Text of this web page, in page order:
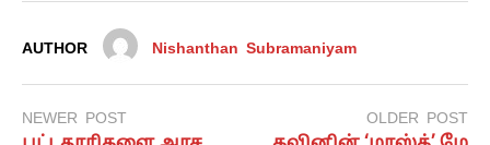
AUTHOR Nishanthan Subramaniyam
NEWER POST OLDER POST